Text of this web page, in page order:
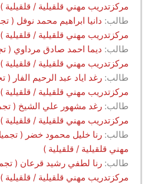
مركزتدريب مهني قلقيلية / قلقيلية )
طالب:
مركزتدريب مهني قلقيلية / قلقيلية )
طالب:
مركزتدريب مهني قلقيلية / قلقيلية )
طالب:
مركزتدريب مهني قلقيلية / قلقيلية )
طالب:
مركزتدريب مهني قلقيلية / قلقيلية )
طالب:
مهني قلقيلية / قلقيلية )
طالب:
مركزتدريب مهني قلقيلية / قلقيلية )